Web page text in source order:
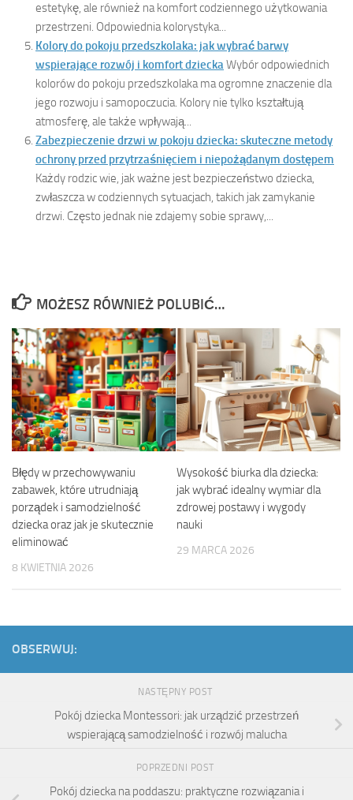
estetykę, ale również na komfort codziennego użytkowania
przestrzeni. Odpowiednia kolorystyka...
Kolory do pokoju przedszkolaka: jak wybrać barwy
wspierające rozwój i komfort dzieckaWybór odpowiednich
kolorów do pokoju przedszkolaka ma ogromne znaczenie dla
jego rozwoju i samopoczucia. Kolory nie tylko kształtują
atmosferę, ale także wpływają...
Zabezpieczenie drzwi w pokoju dziecka: skuteczne metody
ochrony przed przytrzaśnięciem i niepożądanym dostępem
Każdy rodzic wie, jak ważne jest bezpieczeństwo dziecka,
zwłaszcza w codziennych sytuacjach, takich jak zamykanie
drzwi. Często jednak nie zdajemy sobie sprawy,...
MOŻESZ RÓWNIEŻ POLUBIĆ…
Błędy w przechowywaniu
zabawek, które utrudniają
porządek i samodzielność
dziecka oraz jak je skutecznie
eliminować
8 KWIETNIA 2026
Wysokość biurka dla dziecka:
jak wybrać idealny wymiar dla
zdrowej postawy i wygody
nauki
29 MARCA 2026
OBSERWUJ:
NASTĘPNY POST
Pokój dziecka Montessori: jak urządzić przestrzeń
wspierającą samodzielność i rozwój malucha
POPRZEDNI POST
Pokój dziecka na poddaszu: praktyczne rozwiązania i